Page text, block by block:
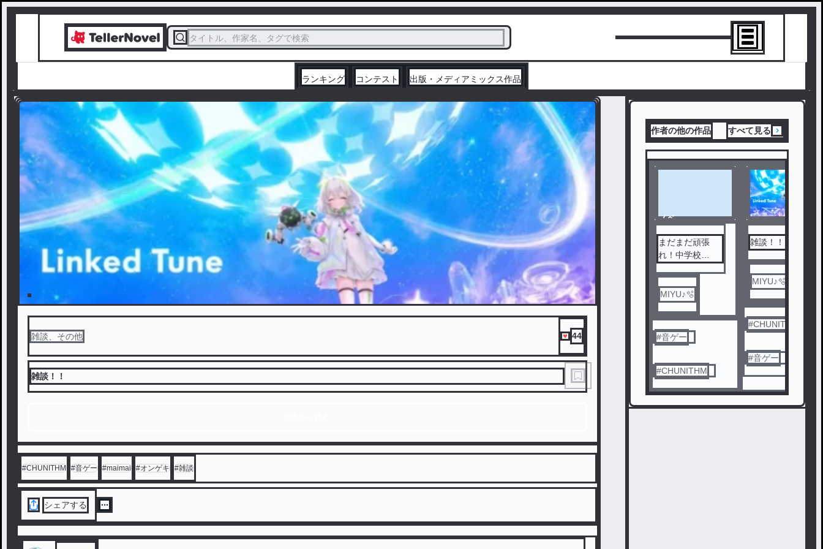
タイトル、作家名、タグで検索
ランキング コンテスト 出版・メディアミックス作品
雑談、その他 44
雑談！！
#CHUNITHM #音ゲー #maimai #オンゲキ #雑談
シェアする
作者の他の作品 すべて見る
ノベ
まだまだ頑張
れ！中学校
イヤー！
MIYU♪🫧
#音ゲー
#CHUNITHM
雑談！！
MIYU♪🫧
#CHUNITHM
#音ゲー